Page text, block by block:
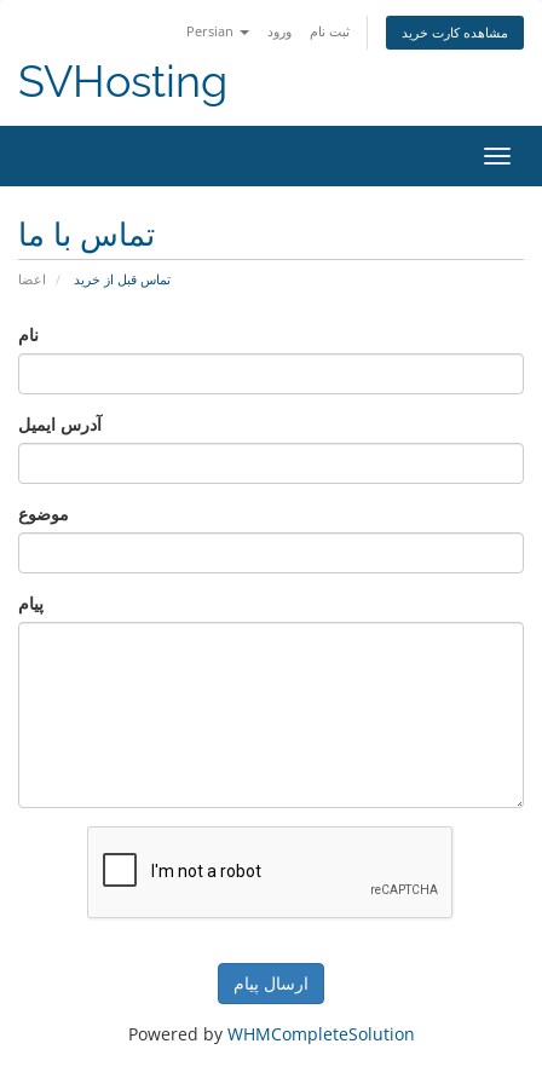
Persian ورود ثبت نام مشاهده کارت خرید
SVHosting
تماس با ما
اعضا تماس قبل از خرید
نام
آدرس ایمیل
موضوع
پیام
ارسال پیام
Powered by WHMCompleteSolution